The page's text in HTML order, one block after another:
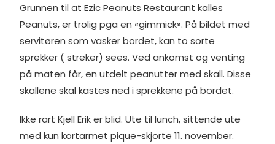
Grunnen til at Ezic Peanuts Restaurant kalles
Peanuts, er trolig pga en «gimmick». På bildet med
servitøren som vasker bordet, kan to sorte
sprekker ( streker) sees. Ved ankomst og venting
på maten får, en utdelt peanutter med skall. Disse
skallene skal kastes ned i sprekkene på bordet.
Ikke rart Kjell Erik er blid. Ute til lunch, sittende ute
med kun kortarmet pique-skjorte 11. november.